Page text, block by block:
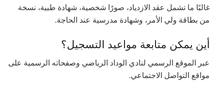
غالبًا ما تشمل عقد الازدياد، صورًا شخصية، شهادة طبية، نسخة
من بطاقة ولي الأمر، وشهادة مدرسية عند الحاجة.
أين يمكن متابعة مواعيد التسجيل؟
عبر الموقع الرسمي لنادي الوداد الرياضي وصفحاته الرسمية على
مواقع التواصل الاجتماعي.